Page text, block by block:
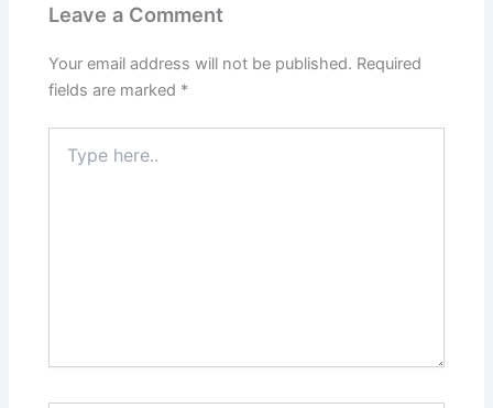
Leave a Comment
Your email address will not be published. Required
fields are marked *
here..